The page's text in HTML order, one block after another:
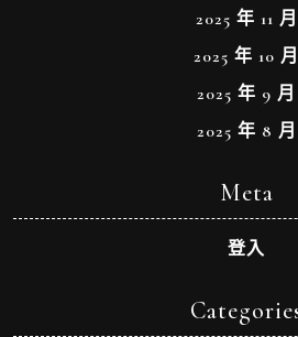
2025 年 11 月
2025 年 10 月
2025 年 9 月
2025 年 8 月
Meta
登入